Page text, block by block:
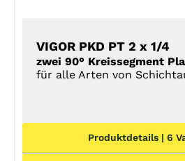
VIGOR PKD PT 2 x 1/4
zwei 90° Kreissegment
für alle Arten von
Produktdetails | 6